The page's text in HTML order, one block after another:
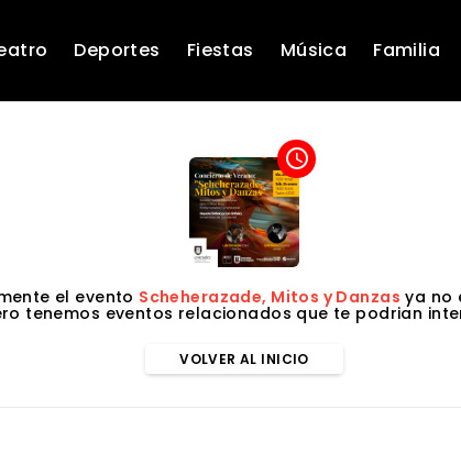
Deportes Fiestas Música Familia
access_time
el evento Scheherazade, Mitos y Danzas ya no
tenemos eventos relacionados que te podrian
VOLVER AL INICIO